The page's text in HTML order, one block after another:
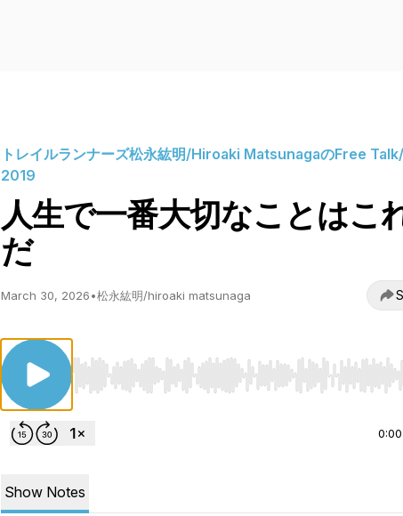
トレイルランナーズ松永紘明/Hiroaki MatsunagaのFree
2019
人生で一番大切なことはこ
だ
March 30, 2026•松永紘明/hiroaki matsunaga
Use Left/Right to seek, Home/End to jump to start
0:00
Show Notes